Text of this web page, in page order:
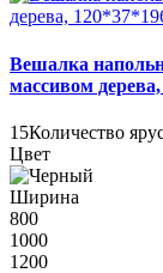
Вешалка
массивом
15Количество
Цвет
Ширина
800
1000
1200